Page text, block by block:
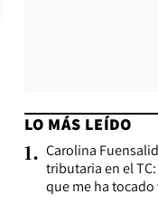
LO MÁS LEÍDO
1. Carolina
tributaria en el
que me ha tocado